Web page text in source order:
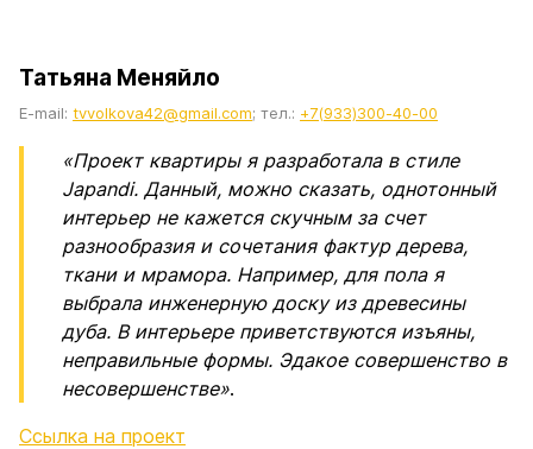
Татьяна Меняйло
E-mail: tvvolkova42@gmail.com; тел.: +7(933)300-40-00
«Проект квартиры я разработала в стиле
Japandi. Данный, можно сказать, однотонный
интерьер не кажется скучным за счет
разнообразия и сочетания фактур дерева,
ткани и мрамора. Например, для пола я
выбрала инженерную доску из древесины
дуба. В интерьере приветствуются изъяны,
неправильные формы. Эдакое совершенство в
несовершенстве».
Ссылка на проект